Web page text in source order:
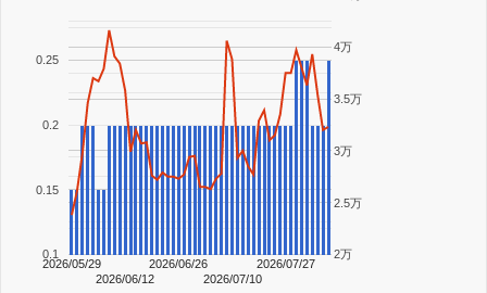
2026/05/29
2026/06/12
2026/06/26
2026/07/10
2026/07/27
0.1
0.15
0.2
0.25
2万
2.5万
3万
3.5万
4万